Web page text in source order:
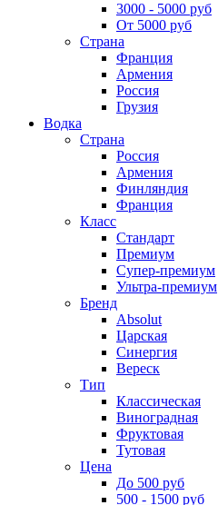
3000 - 5000 руб
От 5000 руб
Страна
Франция
Армения
Россия
Грузия
Водка
Страна
Россия
Армения
Финляндия
Франция
Класс
Стандарт
Премиум
Супер-премиум
Ультра-премиум
Бренд
Absolut
Царская
Синергия
Вереск
Тип
Классическая
Виноградная
Фруктовая
Тутовая
Цена
До 500 руб
500 - 1500 руб